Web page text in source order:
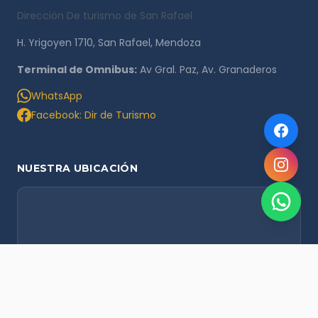
Dirección De turismo de San Rafael
H. Yrigoyen 1710, San Rafael, Mendoza
Terminal de Omnibus: Av Gral. Paz, Av. Granaderos
WhatsApp
Facebook: Dir de Turismo
NUESTRA UBICACIÓN